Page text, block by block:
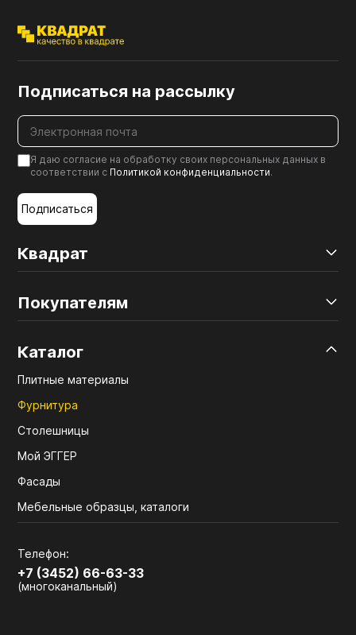
Квадрат
Покупателям
Каталог
Плитные материалы
Фурнитура
Столешницы
Мой ЭГГЕР
Фасады
Мебельные образцы, каталоги
Телефон:
+7 (3452) 66-63-33
(многоканальный)
Подписаться на рассылку
Я даю согласие на обработку своих персональных данных в
соответствии с Политикой конфиденциальности.
Подписаться